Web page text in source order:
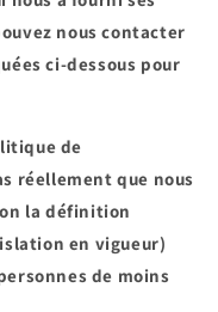
nous contacter
ci-dessous pour
de
réellement que nous
la définition
en vigueur)
de moins